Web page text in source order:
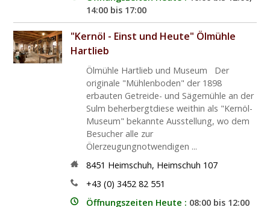
14:00 bis 17:00
"Kernöl - Einst und Heute" Ölmühle
Hartlieb
Ölmühle Hartlieb und Museum Der
originale "Mühlenboden" der 1898
erbauten Getreide- und Sägemühle an der
Sulm beherbergtdiese weithin als "Kernöl-
Museum" bekannte Ausstellung, wo dem
Besucher alle zur
Ölerzeugungnotwendigen ...
8451 Heimschuh, Heimschuh 107
+43 (0) 3452 82 551
Öffnungszeiten Heute : 08:00 bis 12:00